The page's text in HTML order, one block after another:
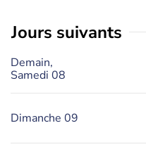
jours suivants
Demain,
Samedi 08
Dimanche 09